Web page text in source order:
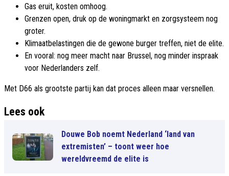
Gas eruit, kosten omhoog.
Grenzen open, druk op de woningmarkt en zorgsysteem nog
groter.
Klimaatbelastingen die de gewone burger treffen, niet de elite.
En vooral: nog meer macht naar Brussel, nog minder inspraak
voor Nederlanders zelf.
Met D66 als grootste partij kan dat proces alleen maar versnellen.
Lees ook
Douwe Bob noemt Nederland ‘land van
extremisten’ – toont weer hoe
wereldvreemd de elite is